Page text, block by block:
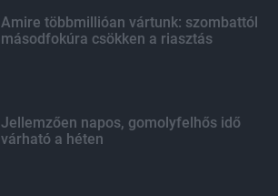
Amire többmillióan vártunk: szombattól
másodfokúra csökken a riasztás
Jellemzően napos, gomolyfelhős idő
várható a héten